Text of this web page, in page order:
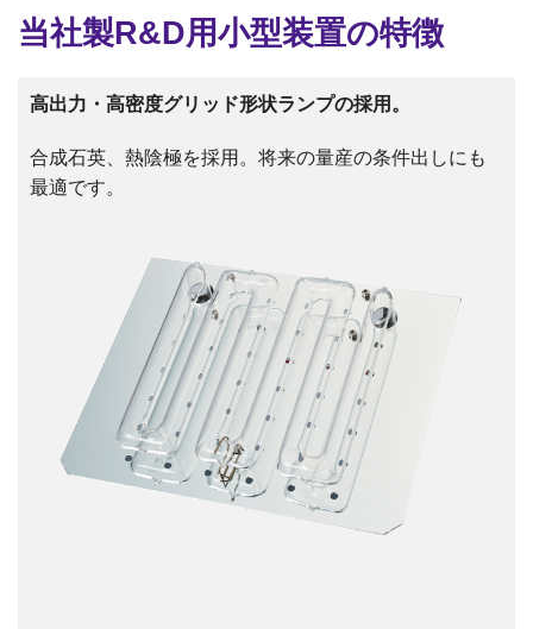
当社製R&D用小型装置の特徴
高出力・高密度グリッド形状ランプの採用。
合成石英、熱陰極を採用。将来の量産の条件出しにも
最適です。